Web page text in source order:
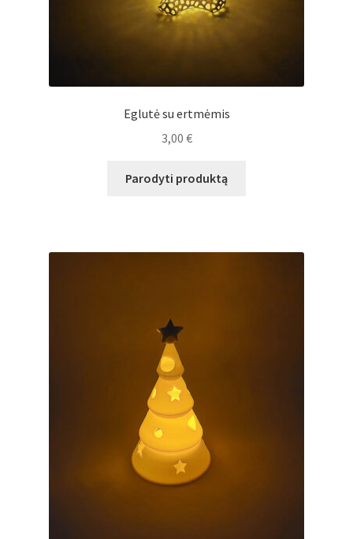
Eglutė su ertmėmis
3,00 €
Parodyti produktą